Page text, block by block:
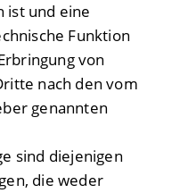
ist und eine
Funktion
von
nach den vom
genannten
sind diejenigen
die weder